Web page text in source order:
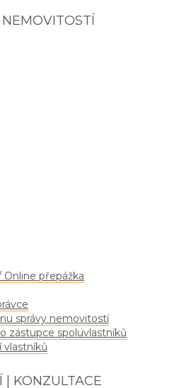
Online přepážka
správy nemovitostí
zástupce spoluvlastníků
vlastníků
| KONZULTACE